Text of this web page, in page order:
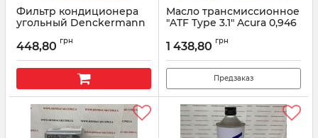
Фильтр кондиционера
угольный Denckermann
Артикул: m110730k
448,80 грн
Масло трансмиссионное
"ATF Type 3.1" Acura 0,946
Артикул: 082009017A
1 438,80 грн
Предзаказ